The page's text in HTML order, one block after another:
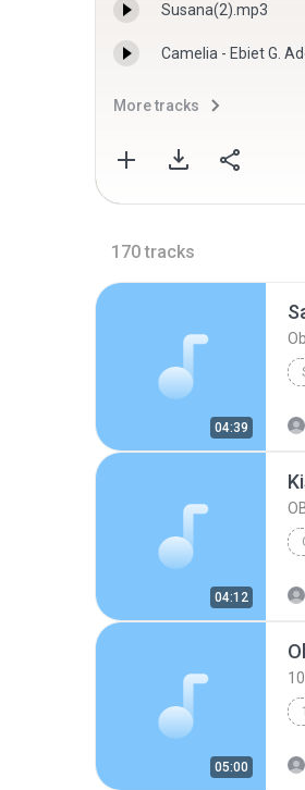
Susana(2).mp3
Camelia - Ebiet G.
More tracks
170 tracks
04:39
04:12
05:00